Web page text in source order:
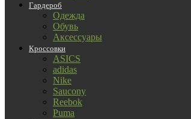
Гардероб
Одежда
Обувь
Аксессуары
Кроссовки
ASICS
adidas
Nike
Saucony
Reebok
Puma